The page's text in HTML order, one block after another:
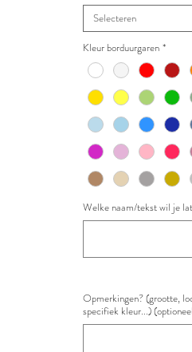
Kleur borduurgaren *
Welke naam/tekst wil je
Opmerkingen? (grootte,
specifiek kleur...)